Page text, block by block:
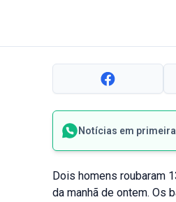
Notícias em
Dois homens roubaram
da manhã de ontem. Os